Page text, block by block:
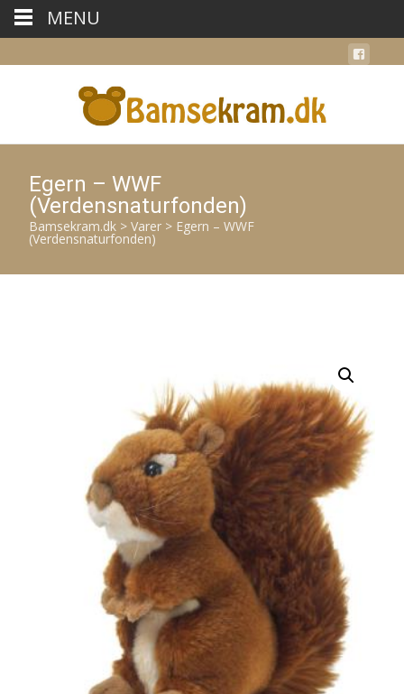
Egern – WWF
(Verdensnaturfonden)
Bamsekram.dk > Varer > Egern – WWF
(Verdensnaturfonden)
MENU